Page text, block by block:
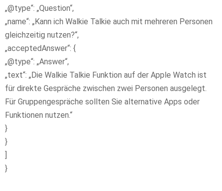
„@type“: „Question“,
„name“: „Kann ich Walkie Talkie auch mit mehreren Personen
gleichzeitig nutzen?“,
„acceptedAnswer“: {
„@type“: „Answer“,
„text“: „Die Walkie Talkie Funktion auf der Apple Watch ist
für direkte Gespräche zwischen zwei Personen ausgelegt.
Für Gruppengespräche sollten Sie alternative Apps oder
Funktionen nutzen.“
}
}
]
}